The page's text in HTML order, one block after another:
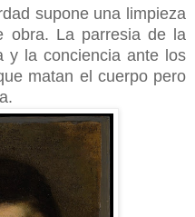
supone una limpieza
obra. La parresia de la
y la conciencia ante los
matan el cuerpo pero